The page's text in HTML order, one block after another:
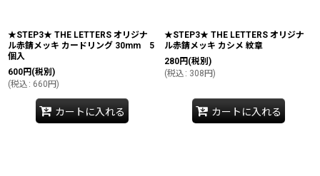
★STEP3★ THE LETTERS オリジナ
ル赤錆メッキ カードリング 30mm 5
個入
600円 (税別)
(税込 : 660 円)
カートに入れる
★STEP3★ THE LETTERS オリジナ
ル赤錆メッキ カシメ 紋章
280円 (税別)
(税込 : 308 円)
カートに入れる